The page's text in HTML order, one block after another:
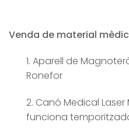
Venda de material
1. Aparell de
Ronefor
2. Canó Medical Laser
funciona